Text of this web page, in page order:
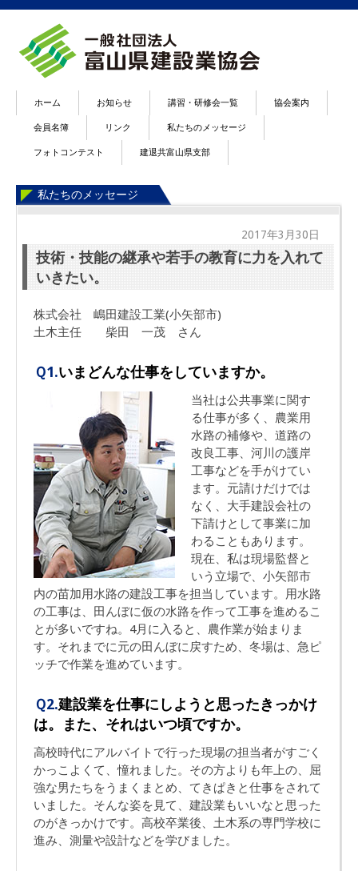
ホーム お知らせ 講習・研修会一覧 協会案内
会員名簿 リンク 私たちのメッセージ
フォトコンテスト 建退共富山県支部
私たちのメッセージ
2017年3月30日
技術・技能の継承や若手の教育に力を入れて
いきたい。
株式会社 嶋田建設工業(小矢部市)
土木主任 柴田 一茂 さん
Ｑ1.いまどんな仕事をしていますか。
当社は公共事業に関す
る仕事が多く、農業用
水路の補修や、道路の
改良工事、河川の護岸
工事などを手がけてい
ます。元請けだけでは
なく、大手建設会社の
下請けとして事業に加
わることもあります。
現在、私は現場監督と
いう立場で、小矢部市
内の苗加用水路の建設工事を担当しています。用水路
の工事は、田んぼに仮の水路を作って工事を進めるこ
とが多いですね。4月に入ると、農作業が始まりま
す。それまでに元の田んぼに戻すため、冬場は、急ピ
ッチで作業を進めています。
Ｑ2.建設業を仕事にしようと思ったきっかけ
は。また、それはいつ頃ですか。
高校時代にアルバイトで行った現場の担当者がすごく
かっこよくて、憧れました。その方よりも年上の、屈
強な男たちをうまくまとめ、てきぱきと仕事をされて
いました。そんな姿を見て、建設業もいいなと思った
のがきっかけです。高校卒業後、土木系の専門学校に
進み、測量や設計などを学びました。